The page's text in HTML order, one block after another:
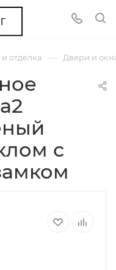
отделка — Двери и
с